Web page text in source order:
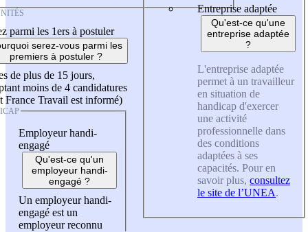
parmi les 1ers à postuler
serez-vous parmi les
premiers à postuler ?
de plus de 15 jours,
moins de 4 candidatures
France Travail est informé)
Employeur handi-
engagé
Qu'est-ce qu'un
employeur handi-
engagé ?
Un employeur handi-
engagé est un
employeur reconnu
Entreprise adaptée
Qu'est-ce qu'une
entreprise adaptée
?
L'entreprise adaptée
permet à un travailleur
en situation de
handicap d'exercer
une activité
professionnelle dans
des conditions
adaptées à ses
capacités. Pour en
savoir plus, consultez
le site de l’UNEA.